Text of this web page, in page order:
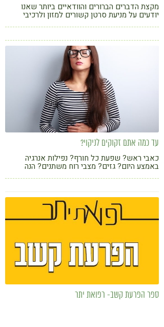
מקצת הדברים הברורים והוודאיים ביותר שאנו
יודעים על מניעת סרטן קשורים למזון ולרכיבי
תזונה; כלומר, התזונה היא קו הגנה ראשון אלא אם
קודמת לה דרישה להימנעות (כמו במקרה של סרטן
עור וסרטן ריאות).
עד כמה אתם זקוקים לניקוי?
כאבי ראש? שפעת כל חורף? נפילות אנרגיה
באמצע היום? גזים? מצבי רוח משתנים? הנה
ספר הפרעת קשב- רפואת יתר